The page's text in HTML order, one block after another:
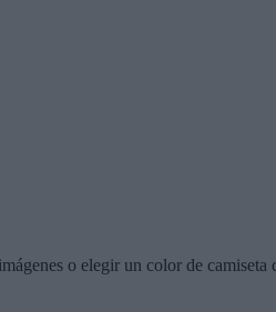
o elegir un color de camiseta